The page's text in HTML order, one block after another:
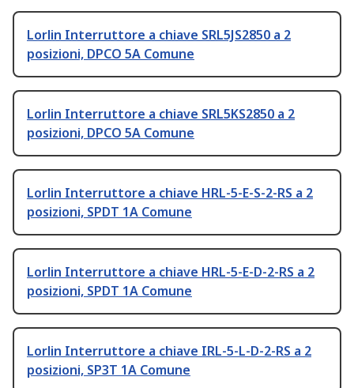
Lorlin Interruttore a chiave SRL5JS2850 a 2
posizioni, DPCO 5A Comune
Lorlin Interruttore a chiave SRL5KS2850 a 2
posizioni, DPCO 5A Comune
Lorlin Interruttore a chiave HRL-5-E-S-2-RS a 2
posizioni, SPDT 1A Comune
Lorlin Interruttore a chiave HRL-5-E-D-2-RS a 2
posizioni, SPDT 1A Comune
Lorlin Interruttore a chiave IRL-5-L-D-2-RS a 2
posizioni, SP3T 1A Comune